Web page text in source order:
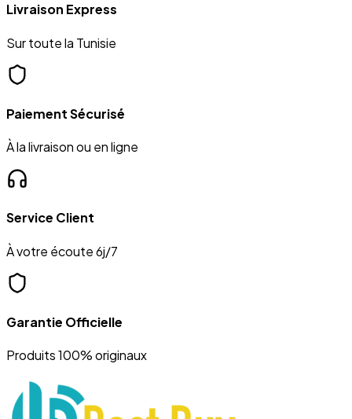
Livraison Express
Sur toute la Tunisie
Paiement Sécurisé
À la livraison ou en ligne
Service Client
À votre écoute 6j/7
Garantie Officielle
Produits 100% originaux